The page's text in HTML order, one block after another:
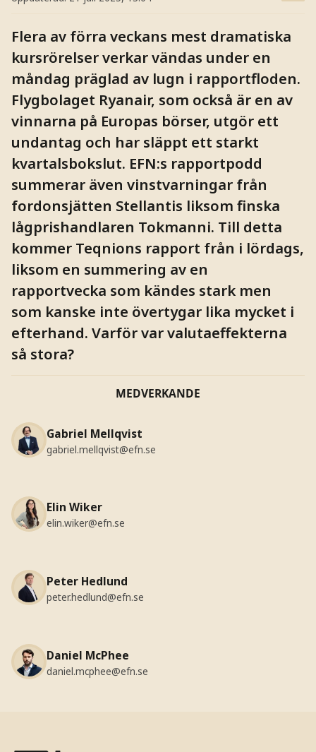
Flera av förra veckans mest dramatiska
kursrörelser verkar vändas under en
måndag präglad av lugn i rapportfloden.
Flygbolaget Ryanair, som också är en av
vinnarna på Europas börser, utgör ett
undantag och har släppt ett starkt
kvartalsbokslut. EFN:s rapportpodd
summerar även vinstvarningar från
fordonsjätten Stellantis liksom finska
lågprishandlaren Tokmanni. Till detta
kommer Teqnions rapport från i lördags,
liksom en summering av en
rapportvecka som kändes stark men
som kanske inte övertygar lika mycket i
efterhand. Varför var valutaeffekterna
så stora?
MEDVERKANDE
Gabriel Mellqvist
gabriel.mellqvist@efn.se
Elin Wiker
elin.wiker@efn.se
Peter Hedlund
peter.hedlund@efn.se
Daniel McPhee
daniel.mcphee@efn.se